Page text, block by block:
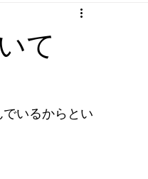
て
いるからとい